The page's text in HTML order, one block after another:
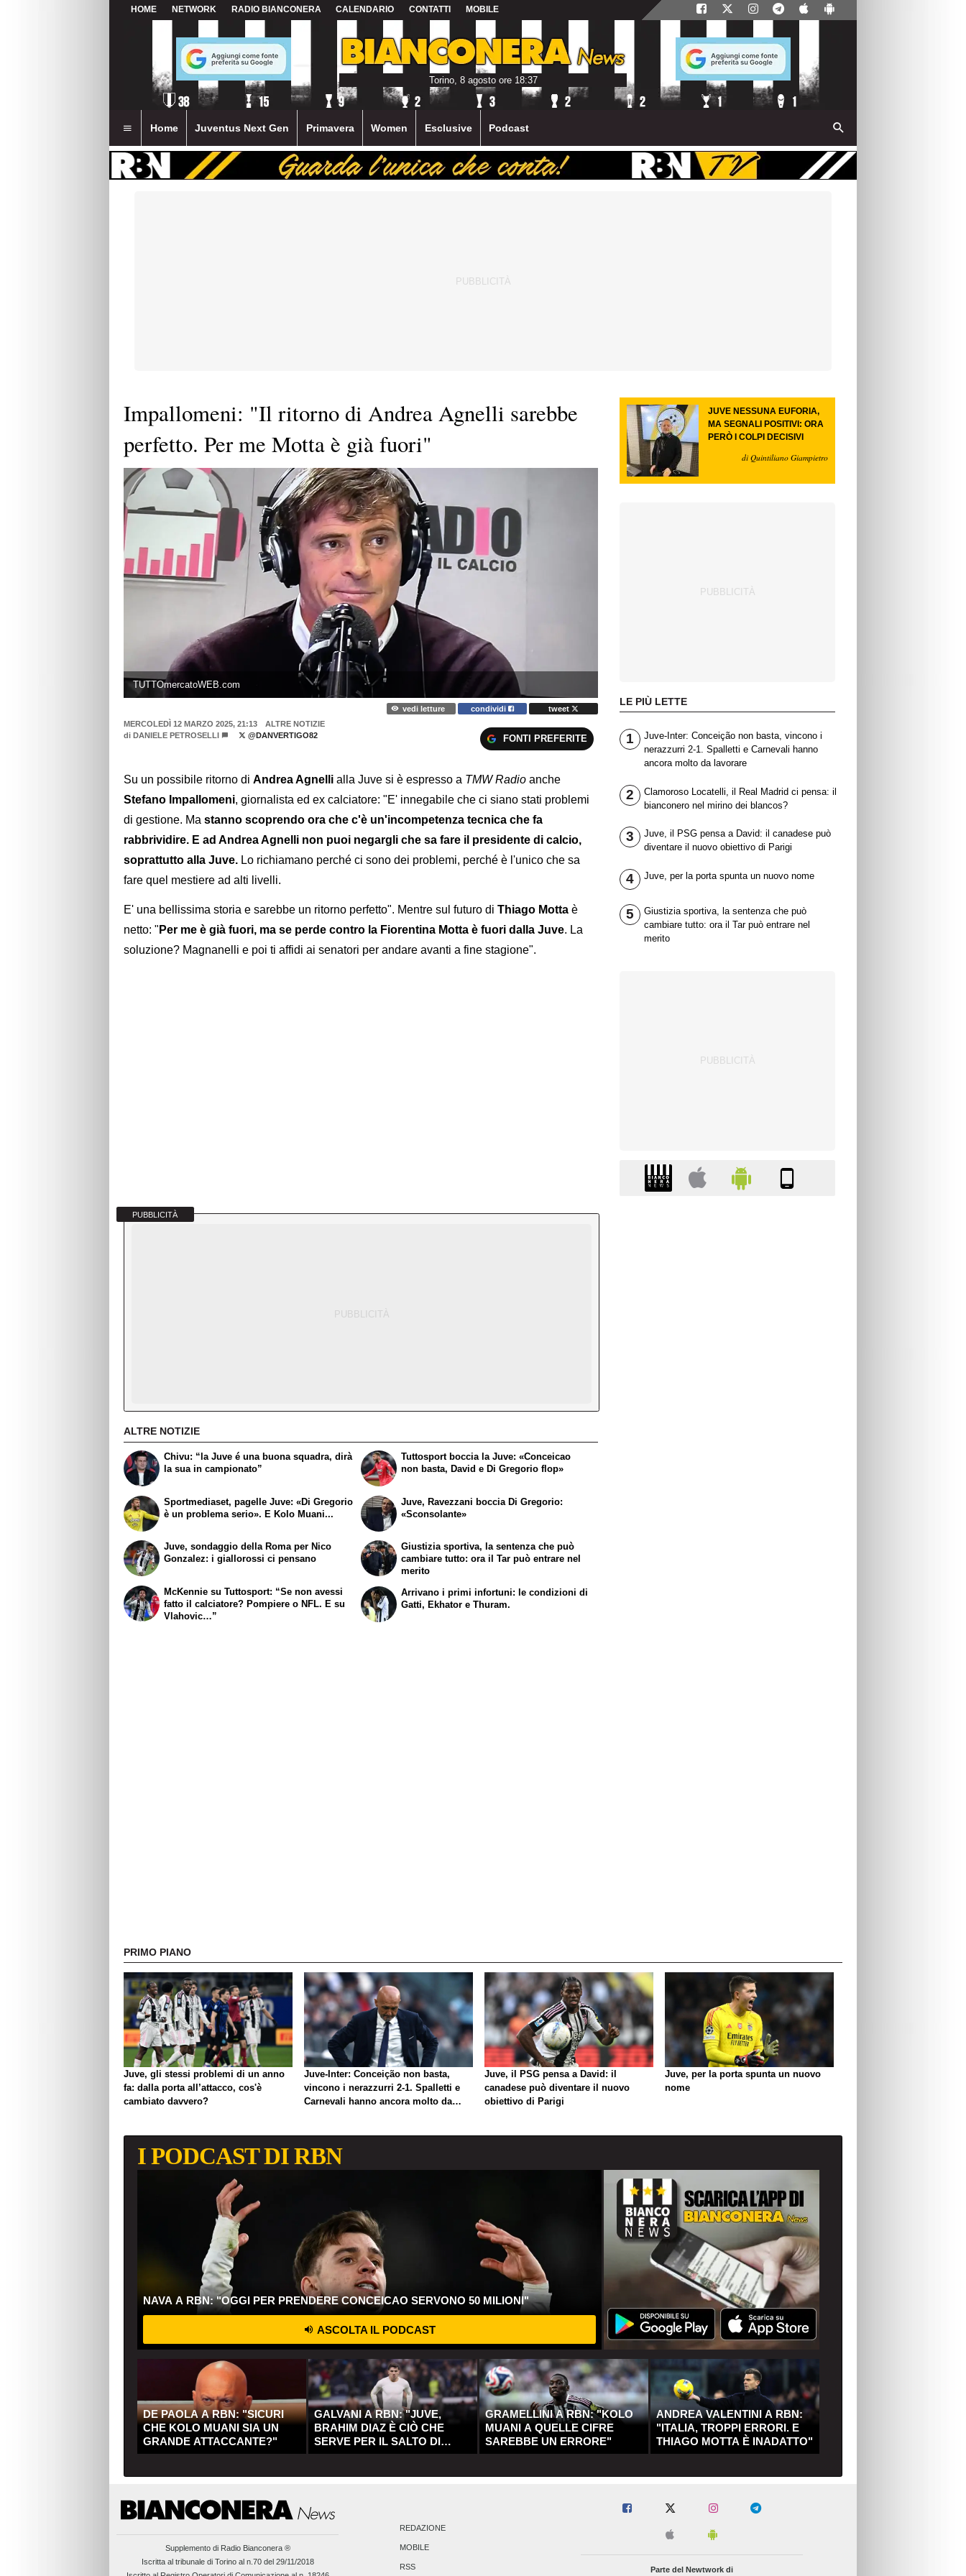
HOME NETWORK RADIO BIANCONERA CALENDARIO CONTATTI MOBILE
Torino, 8 agosto ore 18:37
Home Juventus Next Gen Primavera Women Esclusive Podcast
Impallomeni: "Il ritorno di Andrea Agnelli sarebbe
perfetto. Per me Motta è già fuori"
TUTTOmercatoWEB.com
vedi letture condividi
tweet
MERCOLEDÌ 12 MARZO 2025, 21:13
ALTRE NOTIZIE
di DANIELE PETROSELLI @DANVERTIGO82 FONTI PREFERITE
Su un possibile ritorno di Andrea Agnelli alla Juve si è espresso a TMW Radio anche
Stefano Impallomeni, giornalista ed ex calciatore: "E' innegabile che ci siano stati problemi
di gestione. Ma stanno scoprendo ora che c'è un'incompetenza tecnica che fa
rabbrividire. E ad Andrea Agnelli non puoi negargli che sa fare il presidente di calcio,
soprattutto alla Juve. Lo richiamano perché ci sono dei problemi, perché è l'unico che sa
fare quel mestiere ad alti livelli.
E' una bellissima storia e sarebbe un ritorno perfetto". Mentre sul futuro di Thiago Motta è
netto: " Per me è già fuori, ma se perde contro la Fiorentina Motta è fuori dalla Juve. La
soluzione? Magnanelli e poi ti affidi ai senatori per andare avanti a fine stagione".
PUBBLICITÀ
ALTRE NOTIZIE
Chivu: “la Juve é una buona squadra, dirà
la sua in campionato”
Sportmediaset, pagelle Juve: «Di Gregorio
è un problema serio». E Kolo Muani...
Tuttosport boccia la Juve: «Conceicao
non basta, David e Di Gregorio flop»
Juve, Ravezzani boccia Di Gregorio:
«Sconsolante»
Juve, sondaggio della Roma per Nico
Gonzalez: i giallorossi ci pensano
McKennie su Tuttosport: “Se non avessi
fatto il calciatore? Pompiere o NFL. E su
Vlahovic…”
Giustizia sportiva, la sentenza che può
cambiare tutto: ora il Tar può entrare nel
merito
Arrivano i primi infortuni: le condizioni di
Gatti, Ekhator e Thuram.
JUVE NESSUNA EUFORIA,
MA SEGNALI POSITIVI: ORA
PERÒ I COLPI DECISIVI
di Quintiliano Giampietro
LE PIÙ LETTE
1
Juve-Inter: Conceição non basta, vincono i
nerazzurri 2-1. Spalletti e Carnevali hanno
ancora molto da lavorare
2
Clamoroso Locatelli, il Real Madrid ci pensa: il
bianconero nel mirino dei blancos?
3
Juve, il PSG pensa a David: il canadese può
diventare il nuovo obiettivo di Parigi
4 Juve, per la porta spunta un nuovo nome
5
Giustizia sportiva, la sentenza che può
cambiare tutto: ora il Tar può entrare nel
merito
PRIMO PIANO
Juve, gli stessi problemi di un anno
fa: dalla porta all’attacco, cos'è
cambiato davvero?
Juve-Inter: Conceição non basta,
vincono i nerazzurri 2-1. Spalletti e
Carnevali hanno ancora molto da
Juve, il PSG pensa a David: il
canadese può diventare il nuovo
obiettivo di Parigi
Juve, per la porta spunta un nuovo
nome
I PODCAST DI RBN
NAVA A RBN: "OGGI PER PRENDERE CONCEICAO SERVONO 50 MILIONI"
ASCOLTA IL PODCAST
DE PAOLA A RBN: "SICURI
CHE KOLO MUANI SIA UN
GRANDE ATTACCANTE?"
GALVANI A RBN: "JUVE,
BRAHIM DIAZ È CIÒ CHE
SERVE PER IL SALTO DI
QUALITÀ"
GRAMELLINI A RBN: "KOLO
MUANI A QUELLE CIFRE
SAREBBE UN ERRORE"
ANDREA VALENTINI A RBN:
"ITALIA, TROPPI ERRORI. E
THIAGO MOTTA È INADATTO"
Supplemento di Radio Bianconera ®
Iscritta al tribunale di Torino al n.70 del 29/11/2018
REDAZIONE
MOBILE
RSS Parte del Newtwork di